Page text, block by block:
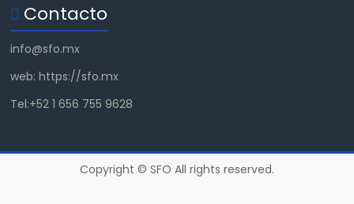
Contacto
info@sfo.mx
web: https://sfo.mx
Tel:+52 1 656 755 9628
Copyright © SFO All rights reserved.